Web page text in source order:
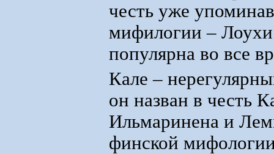
честь уже
мифилогии –
популярна во все
Кале –
он назван в честь
Ильмаринена и
финской